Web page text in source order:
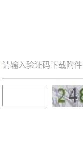
请输入验证码下载附件